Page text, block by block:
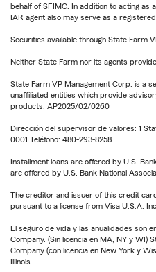
behalf of SFIMC. In addition to acting as
IAR agent also may serve as a
Securities available through State Farm
Neither State Farm nor its agents
State Farm VP Management Corp. is a
unaffiliated entities which provide
products. AP2025/02/0260
Dirección del supervisor de valores: 1
0001 Teléfono: 480-293-8258
Installment loans are offered by U.S.
are offered by U.S. Bank National
The creditor and issuer of this credit
pursuant to a license from Visa U.S.A. Inc.
El seguro de vida y las anualidades son
Company. (Sin licencia en MA, NY y WI)
Company (con licencia en New York y
Illinois.